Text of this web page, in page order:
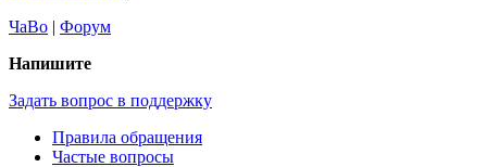
ЧаВо | Форум
Напишите
Задать вопрос в поддержку
Правила обращения
Частые вопросы